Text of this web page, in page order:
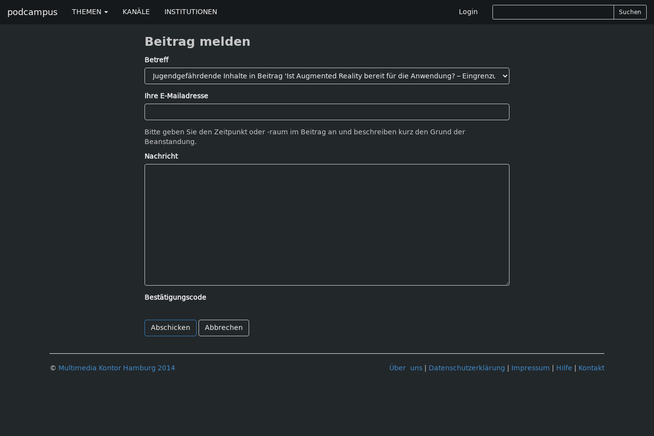
podcampus THEMEN KANÄLE INSTITUTIONEN Login Suchen
Beitrag melden
Betreff
Ihre E-Mailadresse
Bitte geben Sie den Zeitpunkt oder -raum im Beitrag an und beschreiben kurz den Grund der
Beanstandung.
Nachricht
Bestätigungscode
Abbrechen
Über uns Datenschutzerklärung Impressum Hilfe Kontakt
© Multimedia Kontor Hamburg 2014